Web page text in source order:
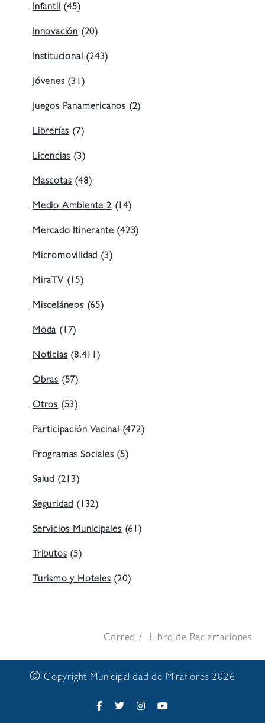
Infantil(45)
Innovación (20)
Institucional(243)
Jóvenes(31)
Juegos Panamericanos (2)
Librerías(7)
Licencias(3)
Mascotas(48)
Medio Ambiente 2(14)
Mercado Itinerante(423)
Micromovilidad(3)
MiraTV(15)
Misceláneos(65)
Moda(17)
Noticias(8.411)
Obras (57)
Otros (53)
Participación Vecinal(472)
Programas Sociales(5)
Salud (213)
Seguridad(132)
Servicios Municipales(61)
Tributos(5)
Turismo y Hoteles(20)
Correo Libro de Reclamaciones
© Copyright Municipalidad de Miraflores 2026